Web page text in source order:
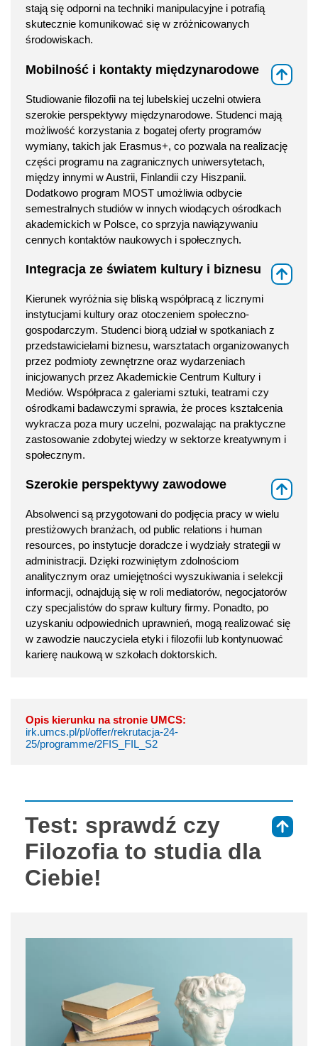
stają się odporni na techniki manipulacyjne i potrafią
skutecznie komunikować się w zróżnicowanych
środowiskach.
Mobilność i kontakty międzynarodowe
Studiowanie filozofii na tej lubelskiej uczelni otwiera
szerokie perspektywy międzynarodowe. Studenci mają
możliwość korzystania z bogatej oferty programów
wymiany, takich jak Erasmus+, co pozwala na realizację
części programu na zagranicznych uniwersytetach,
między innymi w Austrii, Finlandii czy Hiszpanii.
Dodatkowo program MOST umożliwia odbycie
semestralnych studiów w innych wiodących ośrodkach
akademickich w Polsce, co sprzyja nawiązywaniu
cennych kontaktów naukowych i społecznych.
Integracja ze światem kultury i biznesu
Kierunek wyróżnia się bliską współpracą z licznymi
instytucjami kultury oraz otoczeniem społeczno-
gospodarczym. Studenci biorą udział w spotkaniach z
przedstawicielami biznesu, warsztatach organizowanych
przez podmioty zewnętrzne oraz wydarzeniach
inicjowanych przez Akademickie Centrum Kultury i
Mediów. Współpraca z galeriami sztuki, teatrami czy
ośrodkami badawczymi sprawia, że proces kształcenia
wykracza poza mury uczelni, pozwalając na praktyczne
zastosowanie zdobytej wiedzy w sektorze kreatywnym i
społecznym.
Szerokie perspektywy zawodowe
Absolwenci są przygotowani do podjęcia pracy w wielu
prestiżowych branżach, od public relations i human
resources, po instytucje doradcze i wydziały strategii w
administracji. Dzięki rozwiniętym zdolnościom
analitycznym oraz umiejętności wyszukiwania i selekcji
informacji, odnajdują się w roli mediatorów, negocjatorów
czy specjalistów do spraw kultury firmy. Ponadto, po
uzyskaniu odpowiednich uprawnień, mogą realizować się
w zawodzie nauczyciela etyki i filozofii lub kontynuować
karierę naukową w szkołach doktorskich.
Opis kierunku na stronie UMCS:
irk.umcs.pl/pl/offer/rekrutacja-24-
25/programme/2FIS_FIL_S2
Test: sprawdź czy
Filozofia to studia dla
Ciebie!